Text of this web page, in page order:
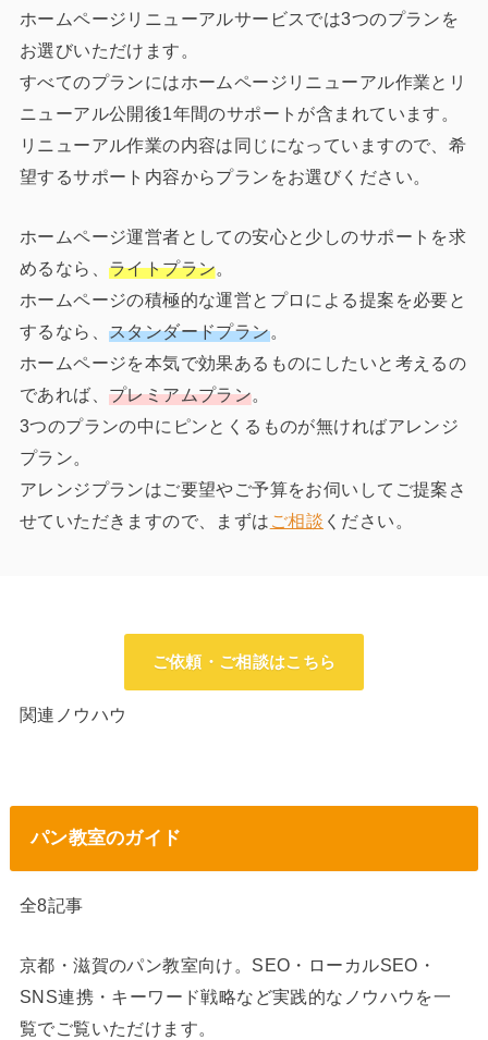
ホームページリニューアルサービスでは3つのプランを
お選びいただけます。
すべてのプランにはホームページリニューアル作業とリ
ニューアル公開後1年間のサポートが含まれています。
リニューアル作業の内容は同じになっていますので、希
望するサポート内容からプランをお選びください。
ホームページ運営者としての安心と少しのサポートを求
めるなら、 ライトプラン。
ホームページの積極的な運営とプロによる提案を必要と
するなら、 スタンダードプラン。
ホームページを本気で効果あるものにしたいと考えるの
であれば、 プレミアムプラン。
3つのプランの中にピンとくるものが無ければアレンジ
プラン。
アレンジプランはご要望やご予算をお伺いしてご提案さ
せていただきますので、まずは ご相談 ください。
ご依頼・ご相談はこちら
関連ノウハウ
パン教室のガイド
全8記事
京都・滋賀のパン教室向け。SEO・ローカルSEO・
SNS連携・キーワード戦略など実践的なノウハウを一
覧でご覧いただけます。